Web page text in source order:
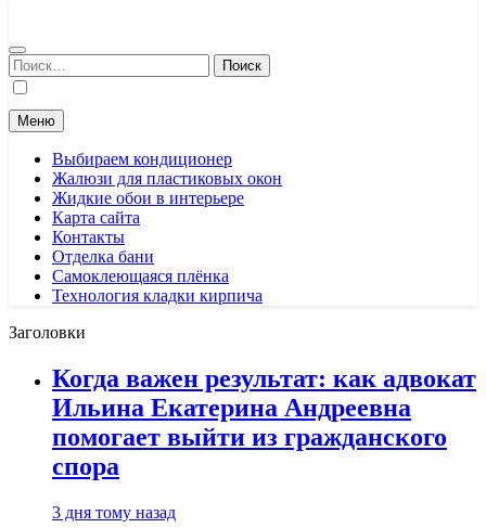
Найти:
Меню
Выбираем кондиционер
Жалюзи для пластиковых окон
Жидкие обои в интерьере
Карта сайта
Контакты
Отделка бани
Самоклеющаяся плёнка
Технология кладки кирпича
Заголовки
Когда важен результат: как адвокат
Ильина Екатерина Андреевна
помогает выйти из гражданского
спора
3 дня тому назад